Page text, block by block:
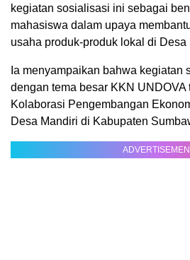
kegiatan sosialisasi ini sebagai
mahasiswa dalam upaya
usaha produk-produk lokal di Desa
Ia menyampaikan bahwa kegiatan
dengan tema besar KKN UNDOVA
Kolaborasi Pengembangan
Desa Mandiri di Kabupaten